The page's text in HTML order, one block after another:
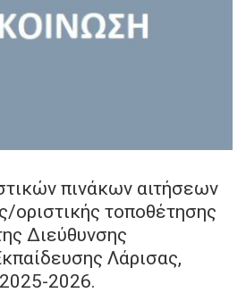
πινάκων αιτήσεων
οριστικής τοποθέτησης
Διεύθυνσης
Λάρισας,
2026.